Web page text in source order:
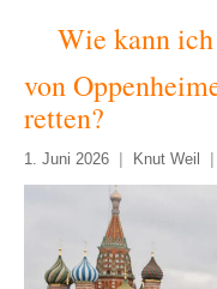
Wie kann
von
retten?
1. Juni 2026 Knut Weil